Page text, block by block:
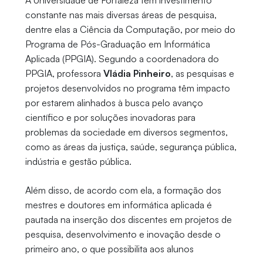
constante nas mais diversas áreas de pesquisa,
dentre elas a Ciência da Computação, por meio do
Programa de Pós-Graduação em Informática
Aplicada (PPGIA). Segundo a coordenadora do
PPGIA, professora Vládia Pinheiro, as pesquisas e
projetos desenvolvidos no programa têm impacto
por estarem alinhados à busca pelo avanço
científico e por soluções inovadoras para
problemas da sociedade em diversos segmentos,
como as áreas da justiça, saúde, segurança pública,
indústria e gestão pública.
Além disso, de acordo com ela, a formação dos
mestres e doutores em informática aplicada é
pautada na inserção dos discentes em projetos de
pesquisa, desenvolvimento e inovação desde o
primeiro ano, o que possibilita aos alunos